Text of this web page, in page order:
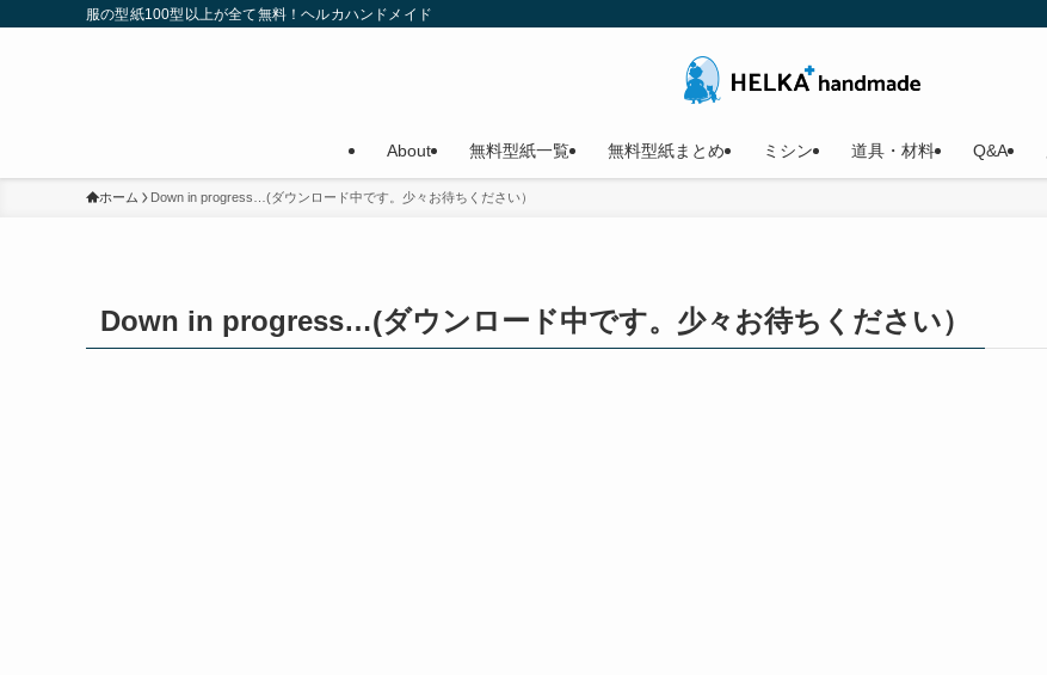
服の型紙100型以上が全て無料！ヘルカハンドメイド
About 無料型紙一覧 無料型紙まとめ ミシン 道具・材料 Q&A
ホーム Down in progress…(ダウンロード中です。少々お待ちください）
Down in progress…(ダウンロード中です。少々お待ちください）